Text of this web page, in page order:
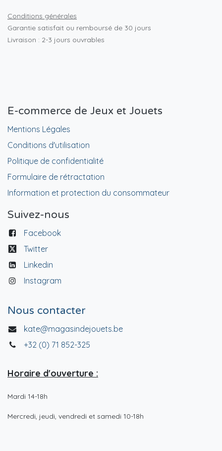
Conditions générales
Garantie satisfait ou remboursé de 30 jours
Livraison : 2-3 jours ouvrables
E-commerce de Jeux et Jouets
Mentions Légales
Conditions d'utilisation
Politique de confidentialité
Formulaire de rétractation
Information et protection du consommateur
Suivez-nous
Facebook
Twitter
Linkedin
Instagram
Nous contacter
kate@magasindejouets.be
+32 (0) 71 852-325
Horaire d'ouverture :
Mardi 14-18h
Mercredi, jeudi, vendredi et samedi 10-18h